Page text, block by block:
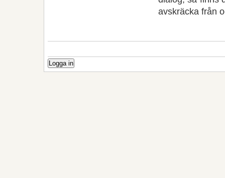
avskräcka från
Logga in